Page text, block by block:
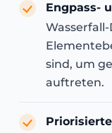
Engpass-
sind, um
auftreten.